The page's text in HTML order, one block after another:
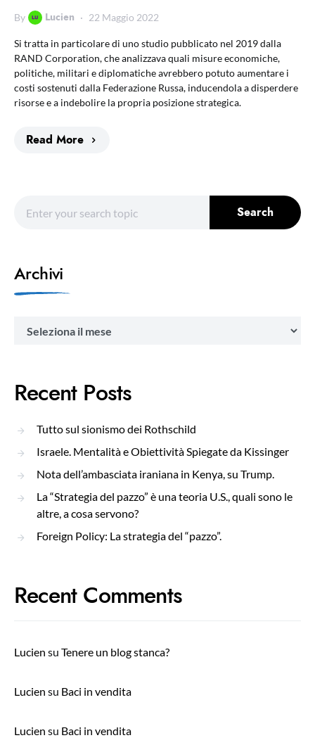
By Lucien 22 Maggio 2022
Si tratta in particolare di uno studio pubblicato nel 2019 dalla
RAND Corporation, che analizzava quali misure economiche,
politiche, militari e diplomatiche avrebbero potuto aumentare i
costi sostenuti dalla Federazione Russa, inducendola a disperdere
risorse e a indebolire la propria posizione strategica.
Read More
Search
Archivi
Recent Posts
Tutto sul sionismo dei Rothschild
Israele. Mentalità e Obiettività Spiegate da Kissinger
Nota dell’ambasciata iraniana in Kenya, su Trump.
La “Strategia del pazzo” è una teoria U.S., quali sono le
altre, a cosa servono?
Foreign Policy: La strategia del “pazzo”.
Recent Comments
Lucien su Tenere un blog stanca?
Lucien su Baci in vendita
Lucien su Baci in vendita